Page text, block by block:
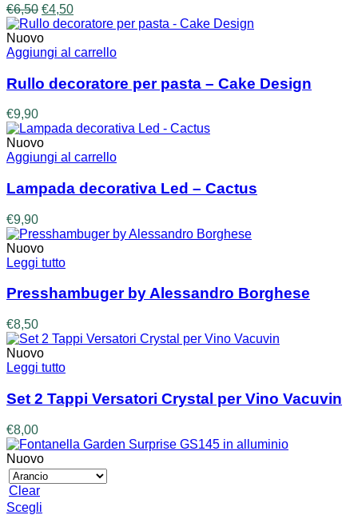
€6,50 Il
prezzo
originale
era:
€4,50Il
prezzo
è:
Nuovo
Aggiungi al carrello
Rullo decoratore per pasta – Cake Design
€9,90
Nuovo
Aggiungi al carrello
Lampada decorativa Led – Cactus
€9,90
Nuovo
Leggi tutto
Presshambuger by Alessandro Borghese
€8,50
Nuovo
Leggi tutto
Set 2 Tappi Versatori Crystal per Vino Vacuvin
€8,00
Nuovo
Clear
Scegli